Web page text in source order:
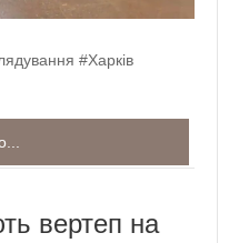
#Харків
вертеп на